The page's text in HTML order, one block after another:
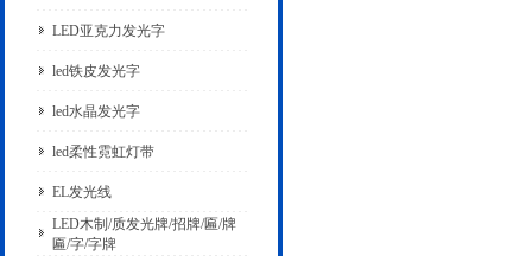
LED亚克力发光字
led铁皮发光字
led水晶发光字
led柔性霓虹灯带
EL发光线
LED木制/质发光牌/招牌/匾/牌
匾/字/字牌